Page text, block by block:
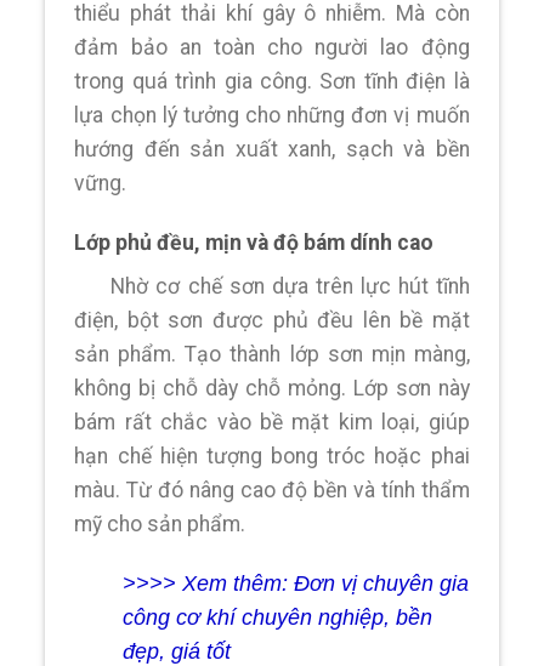
thiểu phát thải khí gây ô nhiễm. Mà còn
đảm bảo an toàn cho người lao động
trong quá trình gia công. Sơn tĩnh điện là
lựa chọn lý tưởng cho những đơn vị muốn
hướng đến sản xuất xanh, sạch và bền
vững.
Lớp phủ đều, mịn và độ bám dính cao
Nhờ cơ chế sơn dựa trên lực hút tĩnh
điện, bột sơn được phủ đều lên bề mặt
sản phẩm. Tạo thành lớp sơn mịn màng,
không bị chỗ dày chỗ mỏng. Lớp sơn này
bám rất chắc vào bề mặt kim loại, giúp
hạn chế hiện tượng bong tróc hoặc phai
màu. Từ đó nâng cao độ bền và tính thẩm
mỹ cho sản phẩm.
>>>> Xem thêm: Đơn vị chuyên gia
công cơ khí chuyên nghiệp, bền
đẹp, giá tốt